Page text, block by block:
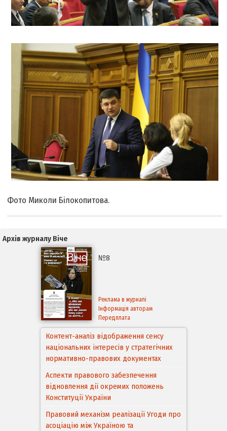
Фото Миколи Білокопитова.
Архів журналу Віче
№8
Реклама в журналі
Інформація авторам
Передплата
Контент-аналіз відображення сенсу
національних інтересів у стратегічних
нормативно-правових документах
Аспекти правового забезпечення
відновлення дії окремих положень
Конституції України
Правовий механізм реалізації Угоди про
асоціацію між Україною та